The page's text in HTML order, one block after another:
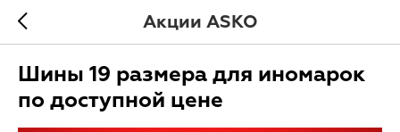
Акции ASKO
Шины 19 размера для иномарок
по доступной цене